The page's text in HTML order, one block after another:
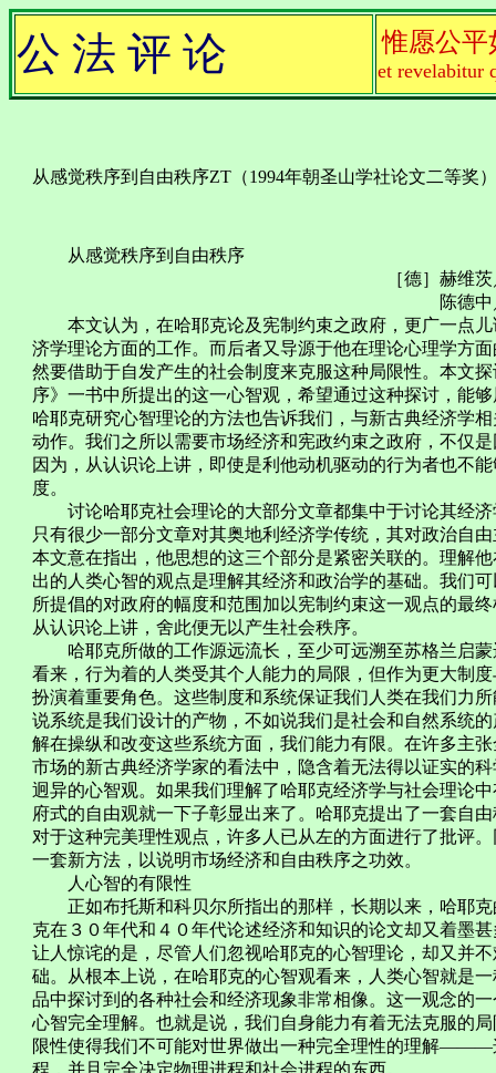
公 法 评 论 惟愿公平
et revelabitur
从感觉秩序到自由秩序ZT（1994年朝圣山学社论文二等奖）
从感觉秩序到自由秩序
［德］赫维茨／
陈德中／
本文认为，在哈耶克论及宪制约束之政府，更广一点儿
济学理论方面的工作。而后者又导源于他在理论心理学方
然要借助于自发产生的社会制度来克服这种局限性。本文
序》一书中所提出的这一心智观，希望通过这种探讨，能
哈耶克研究心智理论的方法也告诉我们，与新古典经济学
动作。我们之所以需要市场经济和宪政约束之政府，不仅
因为，从认识论上讲，即使是利他动机驱动的行为者也不
度。
讨论哈耶克社会理论的大部分文章都集中于讨论其经济
只有很少一部分文章对其奥地利经济学传统，其对政治自
本文意在指出，他思想的这三个部分是紧密关联的。理解
出的人类心智的观点是理解其经济和政治学的基础。我们
所提倡的对政府的幅度和范围加以宪制约束这一观点的最
从认识论上讲，舍此便无以产生社会秩序。
哈耶克所做的工作源远流长，至少可远溯至苏格兰启蒙
看来，行为着的人类受其个人能力的局限，但作为更大制
扮演着重要角色。这些制度和系统保证我们人类在我们力
说系统是我们设计的产物，不如说我们是社会和自然系统
解在操纵和改变这些系统方面，我们能力有限。在许多主
市场的新古典经济学家的看法中，隐含着无法得以证实的
迥异的心智观。如果我们理解了哈耶克经济学与社会理论
府式的自由观就一下子彰显出来了。哈耶克提出了一套自
对于这种完美理性观点，许多人已从左的方面进行了批评
一套新方法，以说明市场经济和自由秩序之功效。
人心智的有限性
正如布托斯和科贝尔所指出的那样，长期以来，哈耶克
克在３０年代和４０年代论述经济和知识的论文却又着墨
让人惊诧的是，尽管人们忽视哈耶克的心智理论，却又并
础。从根本上说，在哈耶克的心智观看来，人类心智就是
品中探讨到的各种社会和经济现象非常相像。这一观念的
心智完全理解。也就是说，我们自身能力有着无法克服的
限性使得我们不可能对世界做出一种完全理性的理解―――
程，并且完全决定物理进程和社会进程的东西。